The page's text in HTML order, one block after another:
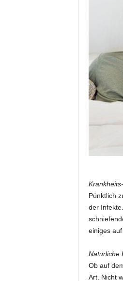
Pünktlich
der
einiges auf
Natürliche
Ob auf
Art. Nicht